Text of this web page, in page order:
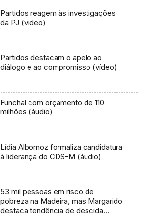
Partidos reagem às investigações
da PJ (vídeo)
Partidos destacam o apelo ao
diálogo e ao compromisso (vídeo)
Funchal com orçamento de 110
milhões (áudio)
Lídia Albornoz formaliza candidatura
à liderança do CDS-M (áudio)
53 mil pessoas em risco de
pobreza na Madeira, mas Margarido
destaca tendência de descida